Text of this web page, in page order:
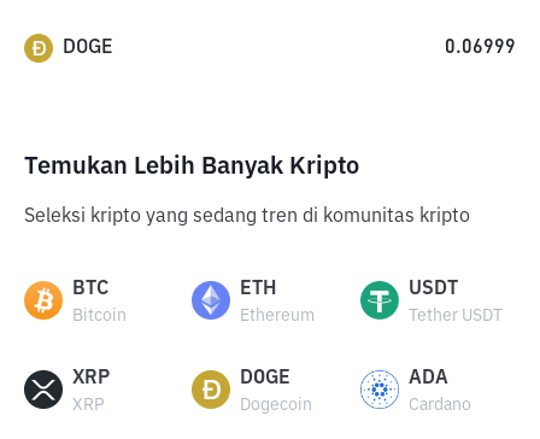
DOGE 0.06999
Temukan Lebih Banyak Kripto
Seleksi kripto yang sedang tren di komunitas kripto
BTC
Bitcoin
ETH
Ethereum
USDT
Tether USDT
XRP
XRP
DOGE
Dogecoin
ADA
Cardano